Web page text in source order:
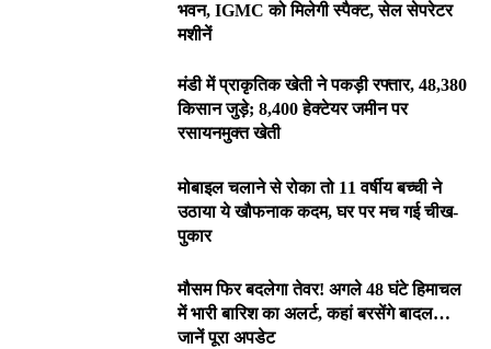
भवन, IGMC को मिलेगी स्पैक्ट, सेल सेपरेटर
मशीनें
मंडी में प्राकृतिक खेती ने पकड़ी रफ्तार, 48,380
किसान जुड़े; 8,400 हेक्टेयर जमीन पर
रसायनमुक्त खेती
मोबाइल चलाने से रोका तो 11 वर्षीय बच्ची ने
उठाया ये खौफनाक कदम, घर पर मच गई चीख-
पुकार
मौसम फिर बदलेगा तेवर! अगले 48 घंटे हिमाचल
में भारी बारिश का अलर्ट, कहां बरसेंगे बादल…
जानें पूरा अपडेट